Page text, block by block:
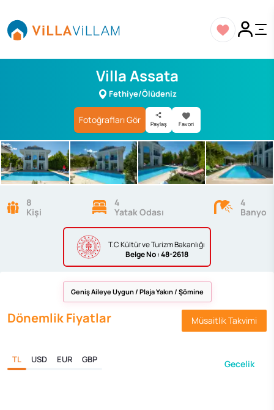
Villa Assata
Fethiye/Ölüdeniz
Fotoğrafları Gör Paylaş Favori
T.C Kültür ve Turizm Bakanlığı
BelgeNo : 48-2618
8
Kişi
4
Yatak Odası
4
Banyo
Geniş Aileye Uygun / Plaja Yakın / Şömine
Dönemlik Fiyatlar Müsaitlik Takvimi
TL USD EUR GBP Gecelik